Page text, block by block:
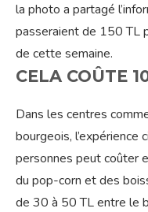
la photo a partagé
passeraient de 150 TL
de cette semaine.
CELA COÛTE
Dans les centres
bourgeois, l’expérience
personnes peut coûter
du pop-corn et des
de 30 à 50 TL entre le